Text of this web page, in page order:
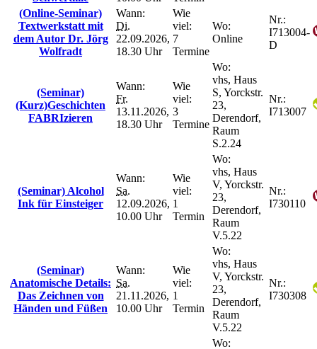
(Online-Seminar)
Textwerkstatt mit
dem Autor Dr. Jörg
Wolfradt
Wann:
Di.
22.09.2026,
18.30 Uhr
Wie
viel:
7
Termine
Wo:
Online
Nr.:
I713004-
D
(Seminar)
(Kurz)Geschichten
FABRIzieren
Wann:
Fr.
13.11.2026,
18.30 Uhr
Wie
viel:
3
Termine
Wo:
vhs, Haus
S, Yorckstr.
23,
Derendorf,
Raum
S.2.24
Nr.:
I713007
(Seminar) Alcohol
Ink für Einsteiger
Wann:
Sa.
12.09.2026,
10.00 Uhr
Wie
viel:
1
Termin
Wo:
vhs, Haus
V, Yorckstr.
23,
Derendorf,
Raum
V.5.22
Nr.:
I730110
(Seminar)
Anatomische Details:
Das Zeichnen von
Händen und Füßen
Wann:
Sa.
21.11.2026,
10.00 Uhr
Wie
viel:
1
Termin
Wo:
vhs, Haus
V, Yorckstr.
23,
Derendorf,
Raum
V.5.22
Nr.:
I730308
Wo: